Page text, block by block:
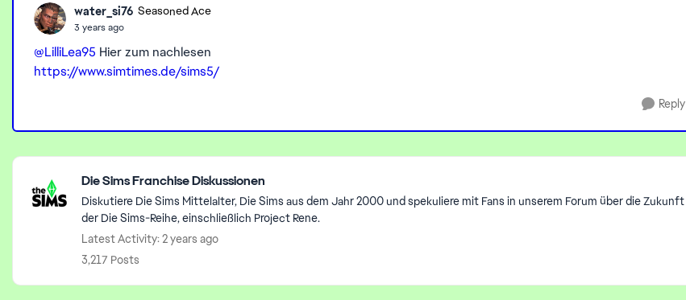
water_si76 Seasoned Ace
3 years ago
@LilliLea95 Hier zum nachlesen
https://www.simtimes.de/sims5/
Reply
Featured Places
Die Sims Franchise Diskussionen
Diskutiere Die Sims Mittelalter, Die Sims aus dem Jahr 2000 und spekuliere mit Fans in unserem Forum über die Zukunft
der Die Sims-Reihe, einschließlich Project Rene.
Latest Activity: 2 years ago
3,217 Posts